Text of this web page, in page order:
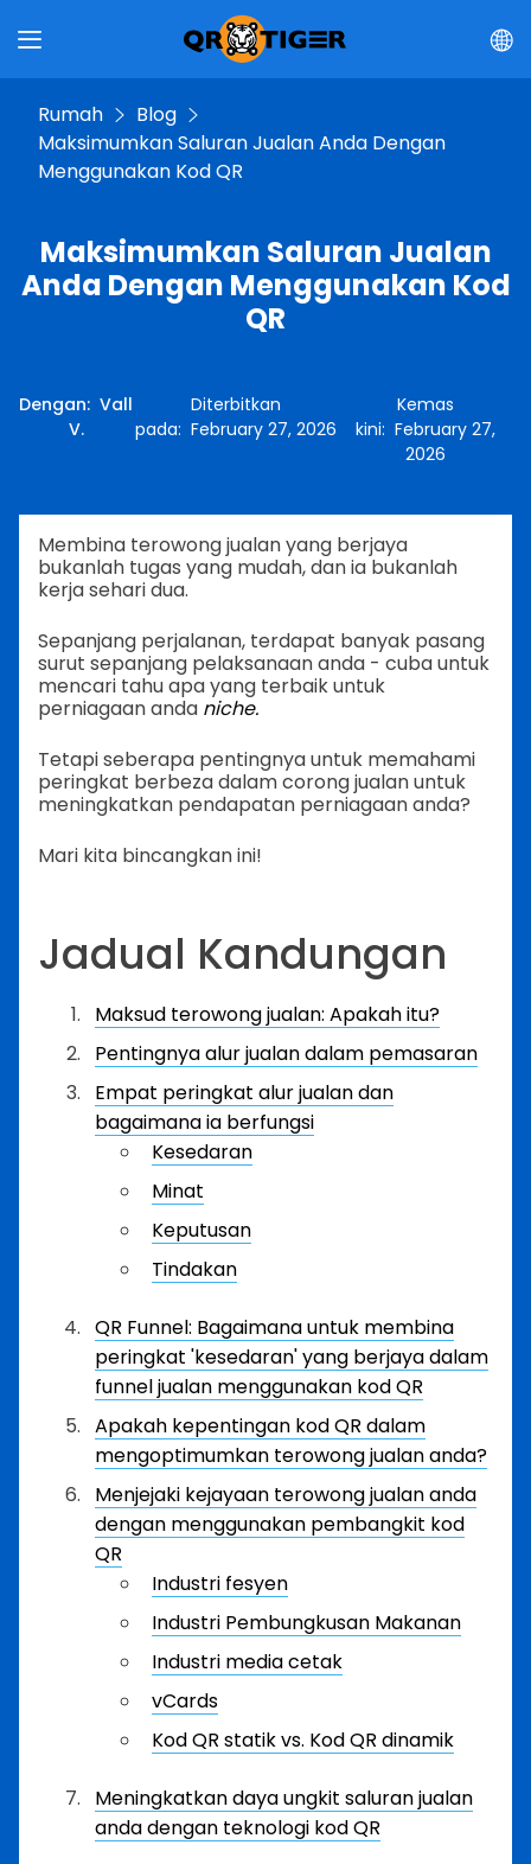
Rumah
Blog
Maksimumkan Saluran Jualan Anda Dengan
Menggunakan Kod QR
Maksimumkan Saluran Jualan
Anda Dengan Menggunakan Kod
QR
Dengan: Vall
V.
Diterbitkan
pada:February 27, 2026
Kemas
kini:February 27,
2026
Membina terowong jualan yang berjaya
bukanlah tugas yang mudah, dan ia bukanlah
kerja sehari dua.
Sepanjang perjalanan, terdapat banyak pasang
surut sepanjang pelaksanaan anda - cuba untuk
mencari tahu apa yang terbaik untuk
perniagaan anda niche.
Tetapi seberapa pentingnya untuk memahami
peringkat berbeza dalam corong jualan untuk
meningkatkan pendapatan perniagaan anda?
Mari kita bincangkan ini!
Jadual Kandungan
Maksud terowong jualan: Apakah itu?
Pentingnya alur jualan dalam pemasaran
Empat peringkat alur jualan dan
bagaimana ia berfungsi
Kesedaran
Minat
Keputusan
Tindakan
QR Funnel: Bagaimana untuk membina
peringkat 'kesedaran' yang berjaya dalam
funnel jualan menggunakan kod QR
Apakah kepentingan kod QR dalam
mengoptimumkan terowong jualan anda?
Menjejaki kejayaan terowong jualan anda
dengan menggunakan pembangkit kod
QR
Industri fesyen
Industri Pembungkusan Makanan
Industri media cetak
vCards
Kod QR statik vs. Kod QR dinamik
Meningkatkan daya ungkit saluran jualan
anda dengan teknologi kod QR